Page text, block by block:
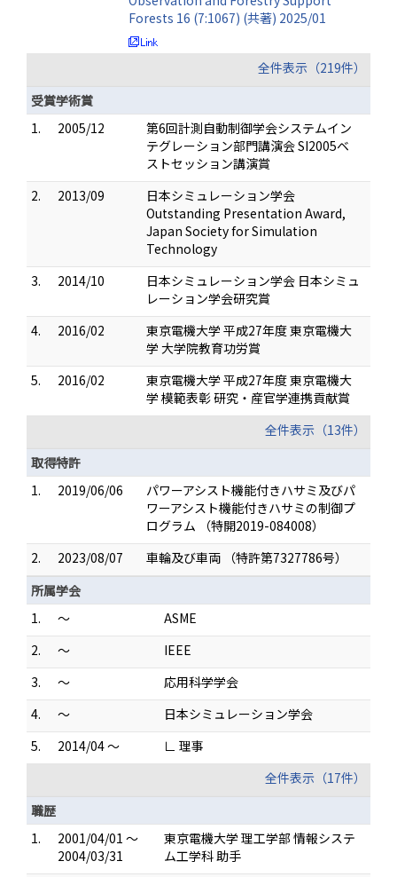
Forests 16 (7:1067) (共著) 2025/01
全件表示（219件）
受賞学術賞
1.
2005/12
第6回計測自動制御学会システムイン
テグレーション部門講演会 SI2005ベ
ストセッション講演賞
2.
2013/09
日本シミュレーション学会
Outstanding Presentation Award,
Japan Society for Simulation
Technology
3.
2014/10
日本シミュレーション学会 日本シミュ
レーション学会研究賞
4.
2016/02
東京電機大学 平成27年度 東京電機大
学 大学院教育功労賞
5.
2016/02
東京電機大学 平成27年度 東京電機大
学 模範表彰 研究・産官学連携貢献賞
全件表示（13件）
取得特許
1.
2019/06/06
パワーアシスト機能付きハサミ及びパ
ワーアシスト機能付きハサミの制御プ
ログラム （特開2019-084008）
2.
2023/08/07
車輪及び車両 （特許第7327786号）
所属学会
1.
～
ASME
2.
～
IEEE
3.
～
応用科学学会
4.
～
日本シミュレーション学会
5.
2014/04 ～
∟ 理事
全件表示（17件）
職歴
1.
2001/04/01 ～
2004/03/31
東京電機大学 理工学部 情報システ
ム工学科 助手